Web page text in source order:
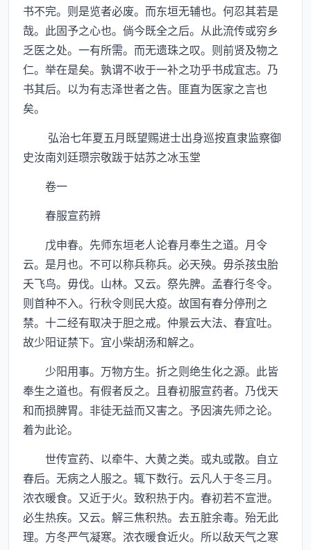
书不完。则是览者必废。而东垣无辅也。何忍其若是
哉。此固予之心也。倘今既全之后。从此流传或穷乡
乏医之处。一有所需。而无遗珠之叹。则前贤及物之
仁。举在是矣。孰谓不收于一补之功乎书成宜志。乃
书其后。以为有志泽世者之告。匪直为医家之言也
矣。
弘治七年夏五月既望赐进士出身巡按直隶监察御
史汝南刘廷瓒宗敬跋于姑苏之冰玉堂
卷一
春服宣药辨
戊申春。先师东垣老人论春月奉生之道。月令
云。是月也。不可以称兵称兵。必天殃。毋杀孩虫胎
夭飞鸟。毋伐。山林。又云。祭先脾。孟春行冬令。
则首种不入。行秋令则民大疫。故国有春分停刑之
禁。十二经有取决于胆之戒。仲景云大法、春宜吐。
故少阳证禁下。宜小柴胡汤和解之。
少阳用事。万物方生。折之则绝生化之源。此皆
奉生之道也。有假者反之。且春初服宣药者。乃伐天
和而损脾胃。非徒无益而又害之。予因演先师之论。
着为此论。
世传宣药、以牵牛、大黄之类。或丸或散。自立
春后。无病之人服之。辄下数行。云凡人于冬三月。
浓衣暖食。又近于火。致积热于内。春初若不宣泄。
必生热疾。又云。解三焦积热。去五脏余毒。殆无此
理。方冬严气凝寒。浓衣暖食近火。所以敌天气之寒